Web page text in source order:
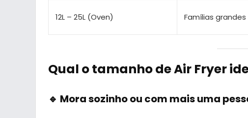
12L – 25L (Oven) Famílias
Qual o tamanho de Air Fryer
🔹 Mora sozinho ou com mais uma